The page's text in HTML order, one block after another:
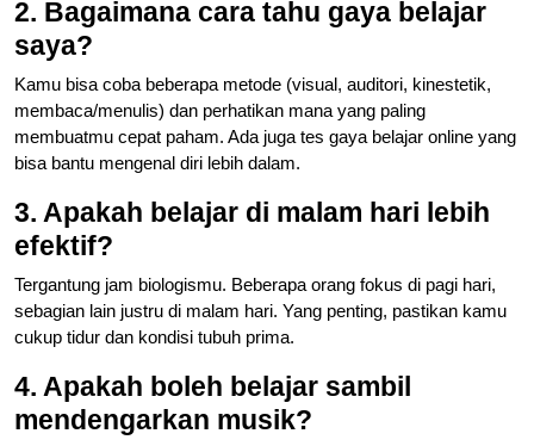
2. Bagaimana cara tahu gaya belajar
saya?
Kamu bisa coba beberapa metode (visual, auditori, kinestetik,
membaca/menulis) dan perhatikan mana yang paling
membuatmu cepat paham. Ada juga tes gaya belajar online yang
bisa bantu mengenal diri lebih dalam.
3. Apakah belajar di malam hari lebih
efektif?
Tergantung jam biologismu. Beberapa orang fokus di pagi hari,
sebagian lain justru di malam hari. Yang penting, pastikan kamu
cukup tidur dan kondisi tubuh prima.
4. Apakah boleh belajar sambil
mendengarkan musik?